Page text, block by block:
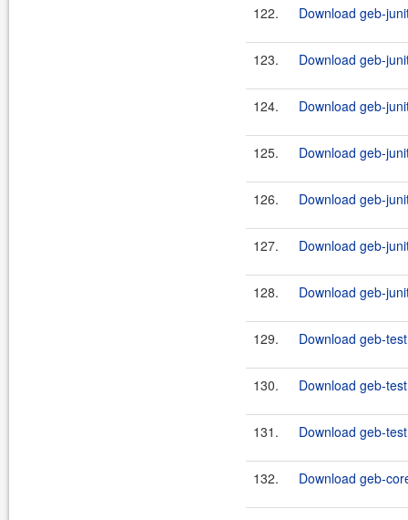
122. Download geb-
123. Download geb-
124. Download geb-
125. Download geb-
126. Download geb-
127. Download geb-
128. Download geb-
129. Download geb-
130. Download geb-
131. Download geb-
132. Download geb-